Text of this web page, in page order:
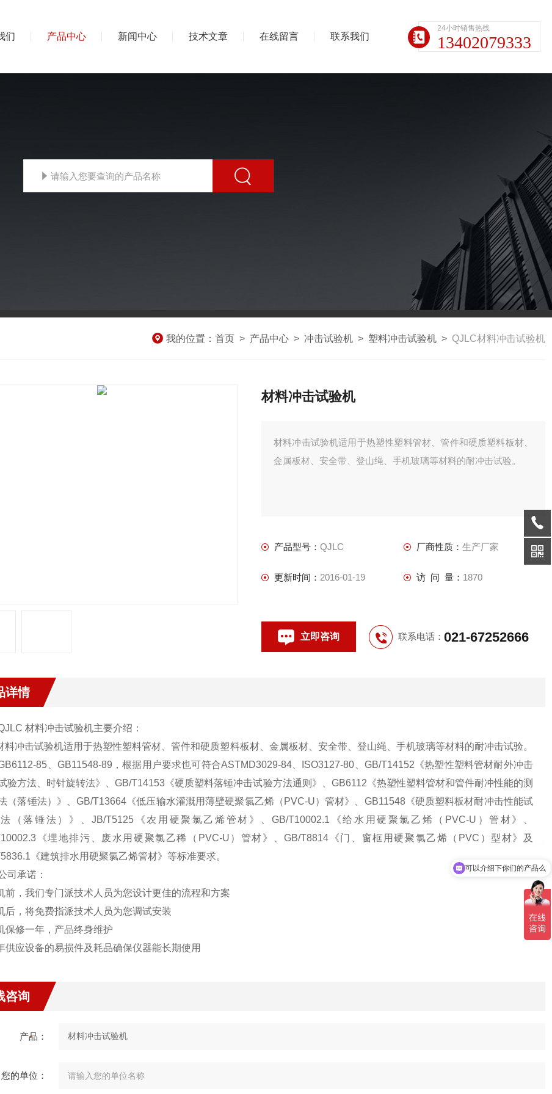
们 产品中心 新闻中心 技术文章 在线留言 联系我们
24小时销售热线
13402079333
我的位置： 首页 > 产品中心 > 冲击试验机 > 塑料冲击试验机 > QJLC材料冲击试验机
材料冲击试验机
材料冲击试验机适用于热塑性塑料管材、管件和硬质塑料板材、
金属板材、安全带、登山绳、手机玻璃等材料的耐冲击试验。
产品型号： QJLC 厂商性质： 生产厂家
更新时间： 2016-01-19 访 问 量： 1870
立即咨询 联系电话： 021-67252666
详情
材料冲击试验机主要介绍：
冲击试验机适用于热塑性塑料管材、管件和硬质塑料板材、金属板材、安全带、登山绳、手机玻璃等材料的耐冲击试验。
85、GB11548-89，根据用户要求也可符合ASTMD3029-84、ISO3127-80、GB/T14152《热塑性塑料管材耐外冲击
验方法、时针旋转法》、GB/T14153《硬质塑料落锤冲击试验方法通则》、GB6112《热塑性塑料管材和管件耐冲性能的测
（落锤法）》、GB/T13664《低压输水灌溉用薄壁硬聚氯乙烯（PVC-U）管材》、GB11548《硬质塑料板材耐冲击性能试
（落锤法）》、JB/T5125《农用硬聚氯乙烯管材》、GB/T10002.1《给水用硬聚氯乙烯（PVC-U）管材》、
《埋地排污、废水用硬聚氯乙稀（PVC-U）管材》、GB/T8814《门、窗框用硬聚氯乙烯（PVC）型材》及
《建筑排水用硬聚氯乙烯管材》等标准要求。
司承诺：
前，我们专门派技术人员为您设计更佳的流程和方案
后，将免费指派技术人员为您调试安装
保修一年，产品终身维护
供应设备的易损件及耗品确保仪器能长期使用
咨询
产品：
您的单位：
可以介绍下你们的产品么